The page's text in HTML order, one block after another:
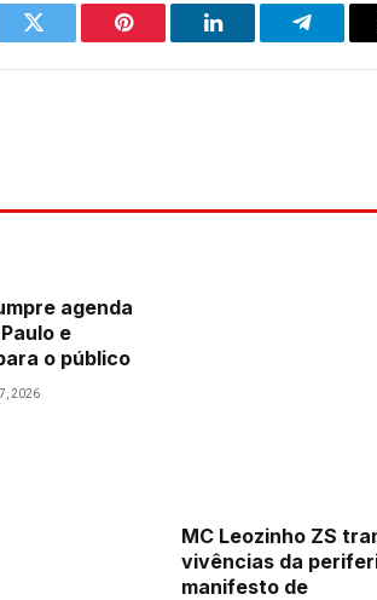
Twitter Pinterest LinkedIn
agenda
e
o público
2026
MC Leozinho ZS
vivências da
manifesto de